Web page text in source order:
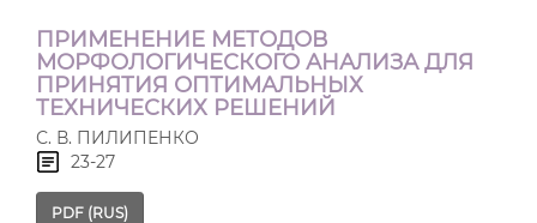
ПРИМЕНЕНИЕ МЕТОДОВ
МОРФОЛОГИЧЕСКОГО АНАЛИЗА ДЛЯ
ПРИНЯТИЯ ОПТИМАЛЬНЫХ
ТЕХНИЧЕСКИХ РЕШЕНИЙ
С. В. ПИЛИПЕНКО
23-27
PDF (RUS)